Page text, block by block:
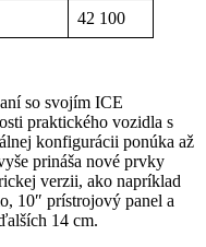
42 100
so svojím ICE
praktického vozidla s
konfigurácii ponúka až
prináša nové prvky
verzii, ako napríklad
10″ prístrojový panel a
14 cm.